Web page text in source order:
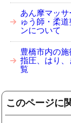
あん摩マッ
ゅう師・柔
ンについて
豊橋市内の
指圧、はり
覧
このページに